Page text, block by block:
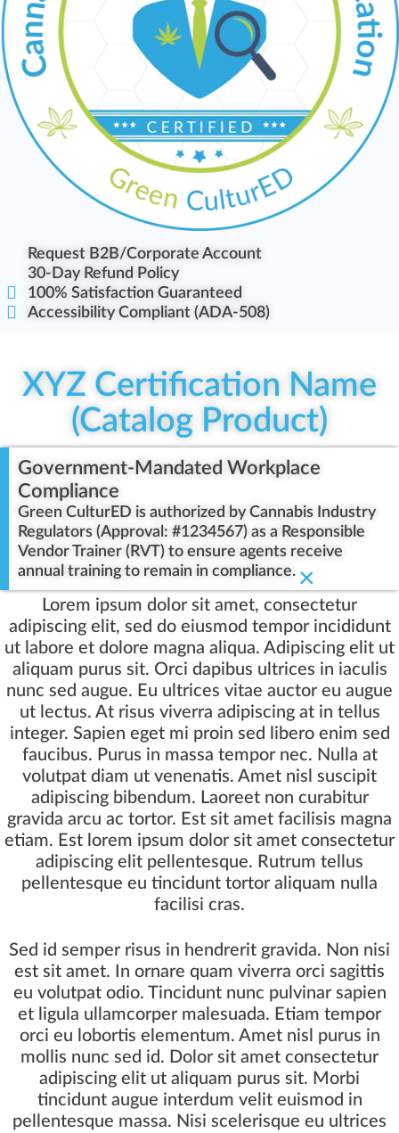
Request B2B/Corporate Account
30-Day Refund Policy
100% Satisfaction Guaranteed
Accessibility Compliant (ADA-508)
XYZ Certification Name
(Catalog Product)
Government-Mandated Workplace
Compliance
Green CulturED is authorized by Cannabis Industry
Regulators (Approval: #1234567) as a Responsible
Vendor Trainer (RVT) to ensure agents receive
annual training to remain in compliance. ×
Lorem ipsum dolor sit amet, consectetur
adipiscing elit, sed do eiusmod tempor incididunt
ut labore et dolore magna aliqua. Adipiscing elit ut
aliquam purus sit. Orci dapibus ultrices in iaculis
nunc sed augue. Eu ultrices vitae auctor eu augue
ut lectus. At risus viverra adipiscing at in tellus
integer. Sapien eget mi proin sed libero enim sed
faucibus. Purus in massa tempor nec. Nulla at
volutpat diam ut venenatis. Amet nisl suscipit
adipiscing bibendum. Laoreet non curabitur
gravida arcu ac tortor. Est sit amet facilisis magna
etiam. Est lorem ipsum dolor sit amet consectetur
adipiscing elit pellentesque. Rutrum tellus
pellentesque eu tincidunt tortor aliquam nulla
facilisi cras.
Sed id semper risus in hendrerit gravida. Non nisi
est sit amet. In ornare quam viverra orci sagittis
eu volutpat odio. Tincidunt nunc pulvinar sapien
et ligula ullamcorper malesuada. Etiam tempor
orci eu lobortis elementum. Amet nisl purus in
mollis nunc sed id. Dolor sit amet consectetur
adipiscing elit ut aliquam purus sit. Morbi
tincidunt augue interdum velit euismod in
pellentesque massa. Nisi scelerisque eu ultrices